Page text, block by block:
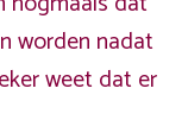
worden nadat
weet dat er